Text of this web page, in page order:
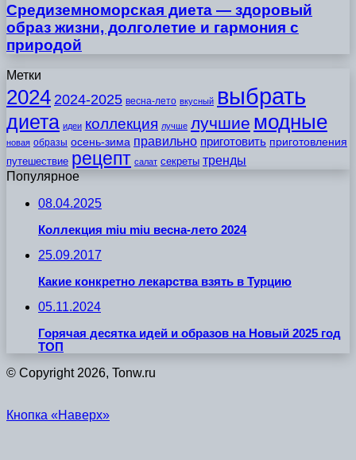
Средиземноморская диета — здоровый
образ жизни, долголетие и гармония с
природой
Метки
2024 2024-2025 весна-лето вкусный выбрать
диета идеи коллекция лучше лучшие модные
новая образы осень-зима правильно приготовить приготовления
путешествие рецепт салат секреты тренды
Популярное
08.04.2025
Коллекция miu miu весна-лето 2024
25.09.2017
Какие конкретно лекарства взять в Турцию
05.11.2024
Горячая десятка идей и образов на Новый 2025 год
ТОП
© Copyright 2026, Tonw.ru
Кнопка «Наверх»